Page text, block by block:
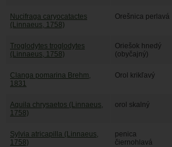
Nucifraga caryocatactes
(Linnaeus, 1758)
Orešnica perlavá
Troglodytes troglodytes
(Linnaeus, 1758)
Oriešok hnedý
(obyčajný)
Clanga pomarina Brehm,
1831
Orol krikľavý
Aquila chrysaetos (Linnaeus,
1758)
orol skalný
Sylvia atricapilla (Linnaeus,
1758)
penica
čiernohlavá